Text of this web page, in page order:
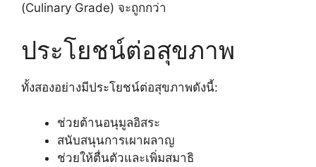
(Culinary Grade) จะถูกกว่า
ประโยชน์ต่อสุขภาพ
ทั้งสองอย่างมีประโยชน์ต่อสุขภาพดังนี้:
ช่วยต้านอนุมูลอิสระ
สนับสนุนการเผาผลาญ
ช่วยให้ตื่นตัวและเพิ่มสมาธิ